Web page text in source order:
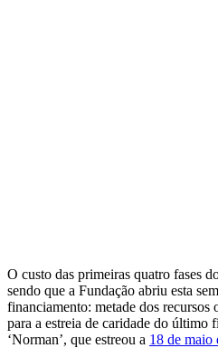
O custo das primeiras quatro fases
sendo que a Fundação abriu esta
financiamento: metade dos recursos
para a estreia de caridade do último
‘Norman’, que estreou a 18 de maio